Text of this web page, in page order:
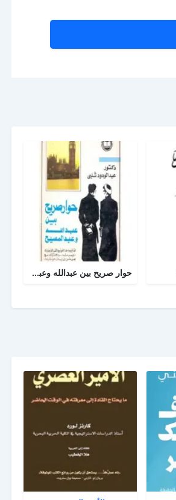
حوار صريح بين عبدالله وعبدالمسيح